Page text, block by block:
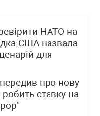
НАТО на
США назвала
для
про нову
робить ставку на